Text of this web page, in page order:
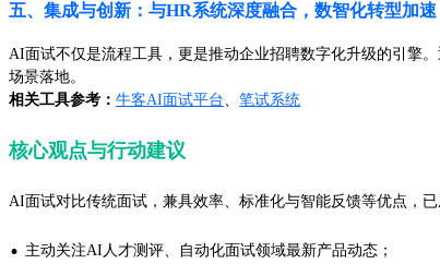
五、集成与创新：与HR系统深度融合，数智化转型加速
AI面试不仅是流程工具，更是推动企业招聘数字化升级的引擎
场景落地。
相关工具参考： 牛客AI面试平台、 笔试系统
核心观点与行动建议
AI面试对比传统面试，兼具效率、标准化与智能反馈等优点，已
· 主动关注AI人才测评、自动化面试领域最新产品动态；